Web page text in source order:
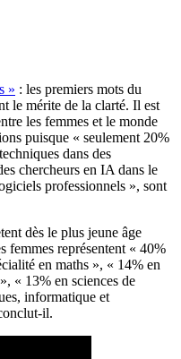
» : les premiers mots du
le mérite de la clarté. Il est
les femmes et le monde
puisque « seulement 20%
dans des
chercheurs en IA dans le
professionnels », sont
dès le plus jeune âge
femmes représentent « 40%
en maths », « 14% en
« 13% en sciences de
informatique et
il.